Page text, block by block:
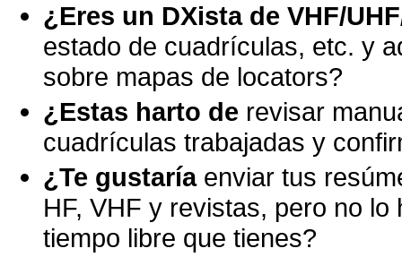
¿Eres un DXista de VHF/
estado de cuadrículas, etc. y
sobre mapas de locators?
¿Estas harto de revisar
cuadrículas trabajadas y
¿Te gustaríaenviar tus
HF, VHF y revistas, pero no
tiempo libre que tienes?